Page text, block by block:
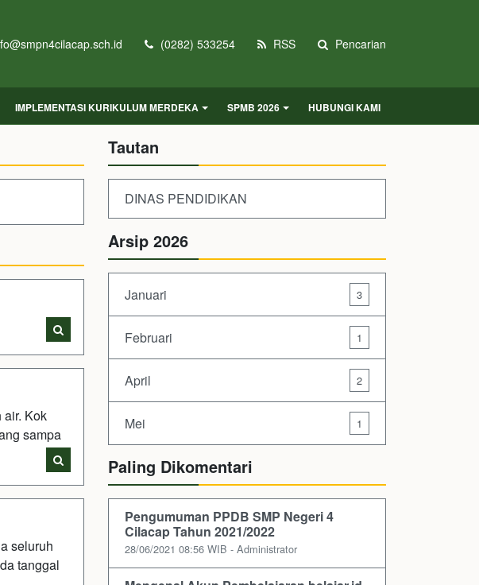
(0282) 533254 RSS Pencarian
IMPLEMENTASI KURIKULUM MERDEKA SPMB 2026 HUBUNGI KAMI
air. Kok
sampa
seluruh
tanggal
Tautan
DINAS PENDIDIKAN
Arsip 2026
Januari 3
Februari 1
April 2
Mei 1
Paling Dikomentari
Pengumuman PPDB SMP Negeri 4
Cilacap Tahun 2021/2022
28/06/2021 08:56 WIB - Administrator